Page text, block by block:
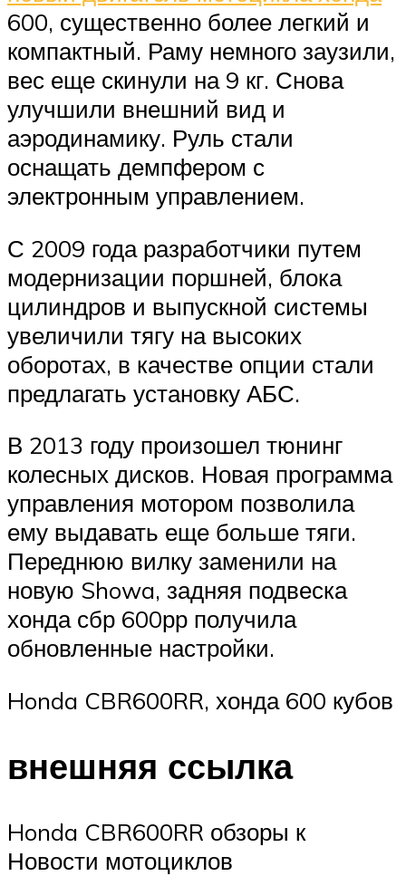
600, существенно более легкий и
компактный. Раму немного заузили,
вес еще скинули на 9 кг. Снова
улучшили внешний вид и
аэродинамику. Руль стали
оснащать демпфером с
электронным управлением.
С 2009 года разработчики путем
модернизации поршней, блока
цилиндров и выпускной системы
увеличили тягу на высоких
оборотах, в качестве опции стали
предлагать установку АБС.
В 2013 году произошел тюнинг
колесных дисков. Новая программа
управления мотором позволила
ему выдавать еще больше тяги.
Переднюю вилку заменили на
новую Showa, задняя подвеска
хонда сбр 600рр получила
обновленные настройки.
Honda CBR600RR, хонда 600 кубов
внешняя ссылка
Honda CBR600RR обзоры к
Новости мотоциклов